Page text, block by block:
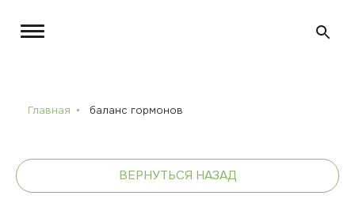
Главная баланс гормонов
ВЕРНУТЬСЯ НАЗАД